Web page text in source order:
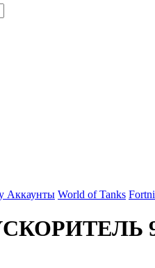
Аккаунты World of Tanks